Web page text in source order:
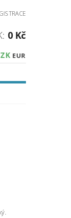
EUR
0 Kč